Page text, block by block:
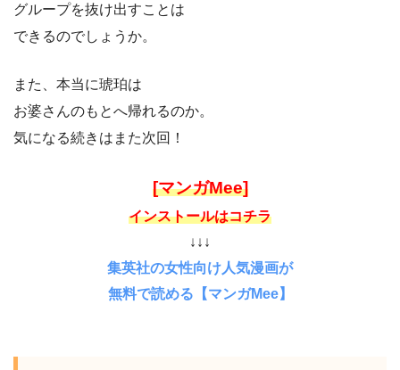
グループを抜け出すことは
できるのでしょうか。
また、本当に琥珀は
お婆さんのもとへ帰れるのか。
気になる続きはまた次回！
[マンガMee]
インストールはコチラ
↓↓↓
集英社の女性向け人気漫画が
無料で読める【マンガMee】